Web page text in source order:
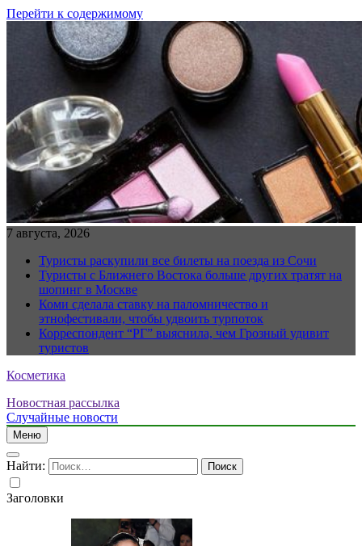
Перейти к содержимому
7 августа, 2026
Туристы раскупили все билеты на поезда из Сочи
Туристы с Ближнего Востока больше других тратят на
шопинг в Москве
Коми сделала ставку на паломничество и
этнофестивали, чтобы удвоить турпоток
Корреспондент “РГ” выяснила, чем Грозный удивит
туристов
Косметика
Новостная рассылка
Случайные новости
Меню
Найти:
Заголовки